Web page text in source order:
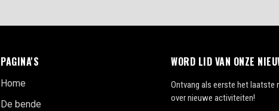
PAGINA'S
Home
De bende
WORD LID VAN ONZE
Ontvang als eerste het laatste
over nieuwe activiteiten!